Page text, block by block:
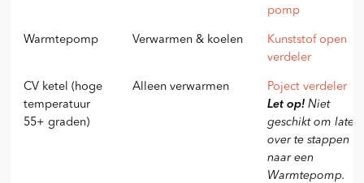
pomp
Warmtepomp Verwarmen & koelen
Kunststof open
verdeler
CV ketel (hoge
temperatuur
55+ graden)
Alleen verwarmen
Poject verdeler
Let op!Niet
geschikt om later
over te stappen
naar een
Warmtepomp.